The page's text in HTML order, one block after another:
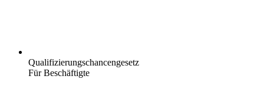
Qualifizierungschancengesetz
Für Beschäftigte